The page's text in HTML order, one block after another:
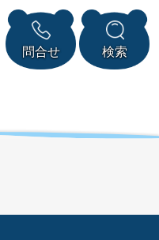
問合せ 検索